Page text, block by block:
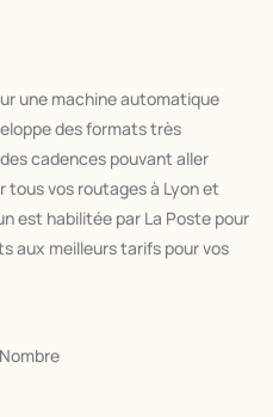
une machine automatique
des formats très
cadences pouvant aller
tous vos routages à Lyon et
est habilitée par La Poste pour
aux meilleurs tarifs pour vos